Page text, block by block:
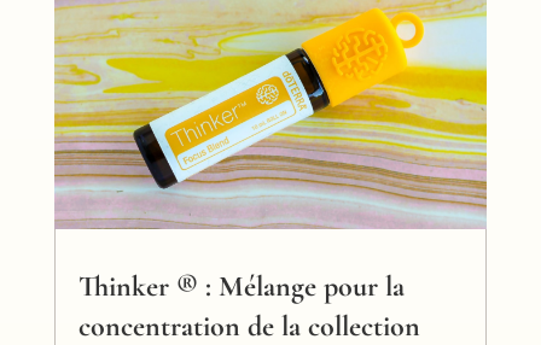
Thinker ® : Mélange pour la
concentration de la collection